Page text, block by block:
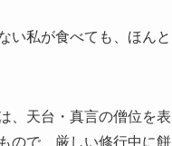
い私が食べても、ほんと
、天台・真言の僧位を表
ので、厳しい修行中に餅